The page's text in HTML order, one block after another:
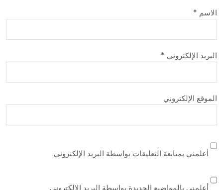
بواسطة البريد الإلكتروني.
بواسطة البريد الإلكتروني.